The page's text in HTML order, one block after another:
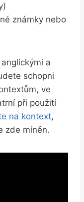
známky nebo
a
schopni
ve
při použití
na kontext,
zde míněn.